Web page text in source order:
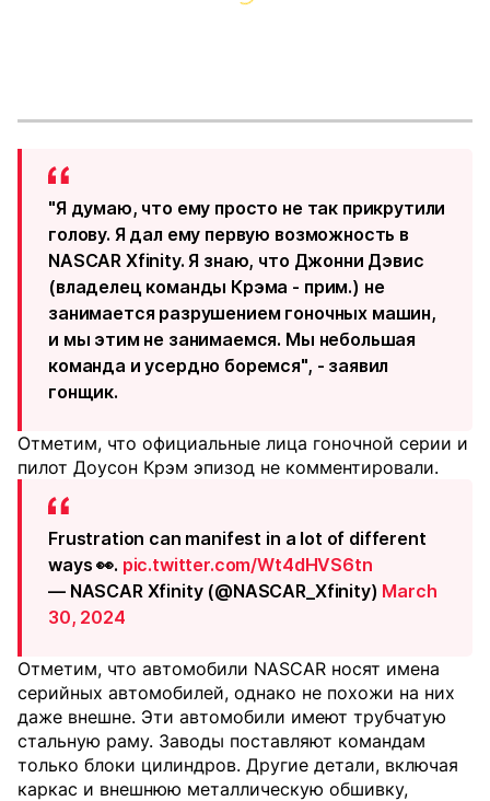
"Я думаю, что ему просто не так прикрутили
голову. Я дал ему первую возможность в
NASCAR Xfinity. Я знаю, что Джонни Дэвис
(владелец команды Крэма - прим.) не
занимается разрушением гоночных машин,
и мы этим не занимаемся. Мы небольшая
команда и усердно боремся", - заявил
гонщик.
Отметим, что официальные лица гоночной серии и
пилот Доусон Крэм эпизод не комментировали.
Frustration can manifest in a lot of different
ways 👀. pic.twitter.com/Wt4dHVS6tn
— NASCAR Xfinity (@NASCAR_Xfinity) March
30, 2024
Отметим, что автомобили NASCAR носят имена
серийных автомобилей, однако не похожи на них
даже внешне. Эти автомобили имеют трубчатую
стальную раму. Заводы поставляют командам
только блоки цилиндров. Другие детали, включая
каркас и внешнюю металлическую обшивку,